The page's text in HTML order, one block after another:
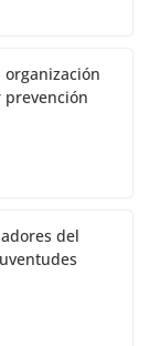
organización
del